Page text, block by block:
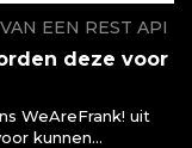
EEN REST API
deze voor
WeAreFrank! uit
kunnen